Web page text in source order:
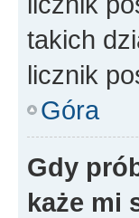
takich
licznik
Góra
Gdy
każe mi